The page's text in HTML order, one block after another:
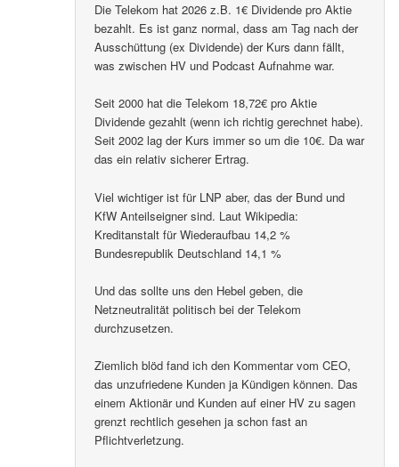
Die Telekom hat 2026 z.B. 1€ Dividende pro Aktie
bezahlt. Es ist ganz normal, dass am Tag nach der
Ausschüttung (ex Dividende) der Kurs dann fällt,
was zwischen HV und Podcast Aufnahme war.
Seit 2000 hat die Telekom 18,72€ pro Aktie
Dividende gezahlt (wenn ich richtig gerechnet habe).
Seit 2002 lag der Kurs immer so um die 10€. Da war
das ein relativ sicherer Ertrag.
Viel wichtiger ist für LNP aber, das der Bund und
KfW Anteilseigner sind. Laut Wikipedia:
Kreditanstalt für Wiederaufbau 14,2 %
Bundesrepublik Deutschland 14,1 %
Und das sollte uns den Hebel geben, die
Netzneutralität politisch bei der Telekom
durchzusetzen.
Ziemlich blöd fand ich den Kommentar vom CEO,
das unzufriedene Kunden ja Kündigen können. Das
einem Aktionär und Kunden auf einer HV zu sagen
grenzt rechtlich gesehen ja schon fast an
Pflichtverletzung.